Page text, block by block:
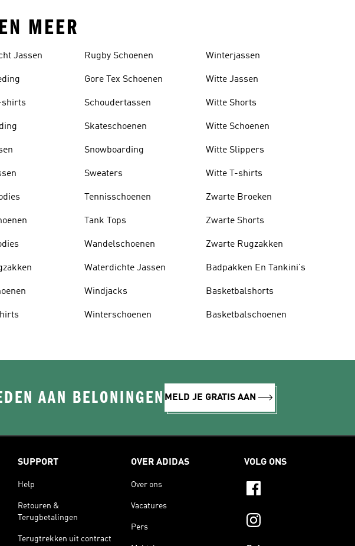
MEER
Jassen
shirts
Rugby Schoenen
Gore Tex Schoenen
Schoudertassen
Skateschoenen
Snowboarding
Sweaters
Tennisschoenen
Tank Tops
Wandelschoenen
Waterdichte Jassen
Windjacks
Winterschoenen
Winterjassen
Witte Jassen
Witte Shorts
Witte Schoenen
Witte Slippers
Witte T-shirts
Zwarte Broeken
Zwarte Shorts
Zwarte Rugzakken
Badpakken En Tankini's
Basketbalshorts
Basketbalschoenen
AAN BELONINGEN MELD JE GRATIS AAN
SUPPORT
Help
Retouren &
Terugbetalingen
Terugtrekken uit contract
OVER ADIDAS
Over ons
Vacatures
Pers
VOLG ONS